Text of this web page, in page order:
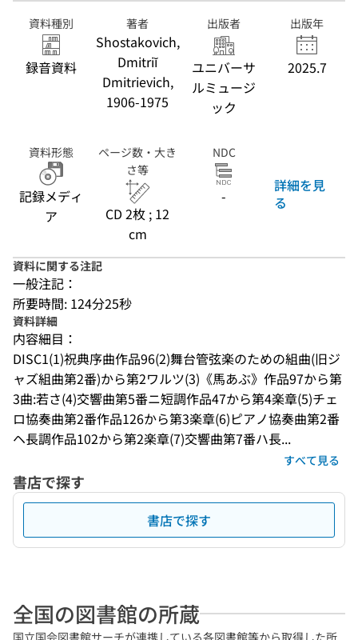
資料種別
録音資料
著者
Shostakovich,
Dmitriĭ
Dmitrievich,
1906-1975
出版者
ユニバーサ
ルミュージ
ック
出版年
2025.7
資料形態
記録メディ
ア
ページ数・大き
さ等
CD 2枚 ; 12
cm
NDC
-
詳細を見
る
資料に関する注記
一般注記：
所要時間: 124分25秒
資料詳細
内容細目：
DISC1(1)祝典序曲作品96(2)舞台管弦楽のための組曲(旧ジ
ャズ組曲第2番)から第2ワルツ(3)《馬あぶ》作品97から第
3曲:若さ(4)交響曲第5番ニ短調作品47から第4楽章(5)チェ
ロ協奏曲第2番作品126から第3楽章(6)ピアノ協奏曲第2番
ヘ長調作品102から第2楽章(7)交響曲第7番ハ長...
すべて見る
書店で探す
書店で探す
全国の図書館の所蔵
国立国会図書館サーチが連携している各図書館等から取得した所